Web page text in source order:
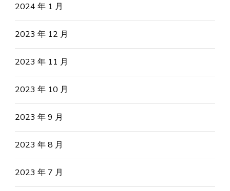
2024 年 1 月
2023 年 12 月
2023 年 11 月
2023 年 10 月
2023 年 9 月
2023 年 8 月
2023 年 7 月